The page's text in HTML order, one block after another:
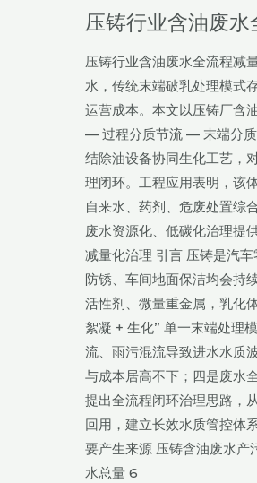
会》
产
业
发
展
综
述
压铸行业含油废
压铸行业含油废水全流程减
水，传统末端破乳处理模式
运营成本。本文以压铸厂含
— 过程分质节流 — 末端分质
结除油设备协同生化工艺，
理闭环。工程应用表明，该
自来水、药剂、危废处置综
废水资源化、低碳化治理提
减量化治理 引言 压铸是汽
防锈、车间地面保洁均会持
活性剂、微量重金属，乳化
絮凝 + 生化” 单一末端处理
流、雨污混流导致进水水质
与成本居高不下；四是废水
提出全流程闭环治理思路，
回用，建立长效水质管控体
要产生来源 压铸含油废水产
水总量 6
含
油
废
水
流
程
减
量
与
循
环
回
用
处
理
技
术
研